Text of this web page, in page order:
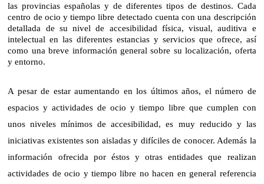
las provincias españolas y de diferentes tipos de destinos. Cada
centro de ocio y tiempo libre detectado cuenta con una descripción
detallada de su nivel de accesibilidad física, visual, auditiva e
intelectual en las diferentes estancias y servicios que ofrece, así
como una breve información general sobre su localización, oferta
y entorno.
A pesar de estar aumentando en los últimos años, el número de
espacios y actividades de ocio y tiempo libre que cumplen con
unos niveles mínimos de accesibilidad, es muy reducido y las
iniciativas existentes son aisladas y difíciles de conocer. Además la
información ofrecida por éstos y otras entidades que realizan
actividades de ocio y tiempo libre no hacen en general referencia